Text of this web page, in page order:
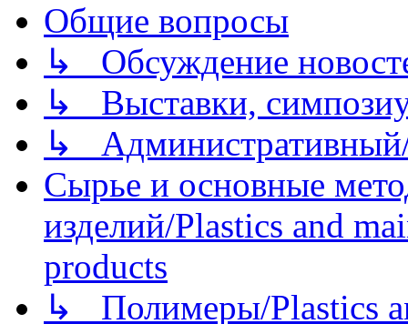
Общие вопросы
↳ Обсуждение
↳ Выставки,
↳
Сырье и основные
изделий/Plastics and
products
↳ Полимеры/Plastics